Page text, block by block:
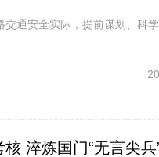
通安全实际，提前谋划、科
淬炼国门“无言尖兵